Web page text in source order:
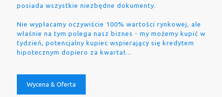
posiada wszystkie niezbędne dokumenty.
Nie wypłacamy oczywiście 100% wartości rynkowej, ale
właśnie na tym polega nasz biznes - my możemy kupić w
tydzień, potencjalny kupiec wspierający się kredytem
hipotecznym dopiero za kwartał...
Wycena & Oferta